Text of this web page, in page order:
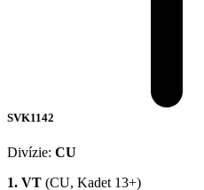
SVK1142
Divízie: CU
1. VT (CU, Kadet 13+)